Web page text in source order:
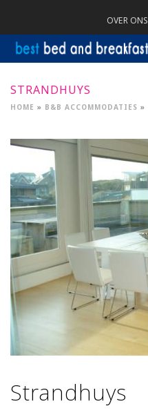
OVER ONS
STRANDHUYS
HOME » B&B ACCOMMODATIES »
Strandhuys